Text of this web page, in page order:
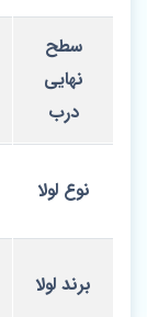
سطح
نهایی
درب
نوع لولا
برند لولا